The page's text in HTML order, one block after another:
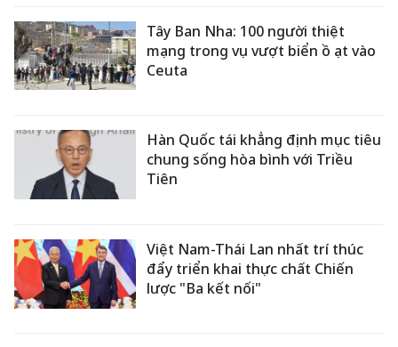
Tây Ban Nha: 100 người thiệt
mạng trong vụ vượt biển ồ ạt vào
Ceuta
Hàn Quốc tái khẳng định mục tiêu
chung sống hòa bình với Triều
Tiên
Việt Nam-Thái Lan nhất trí thúc
đẩy triển khai thực chất Chiến
lược "Ba kết nối"